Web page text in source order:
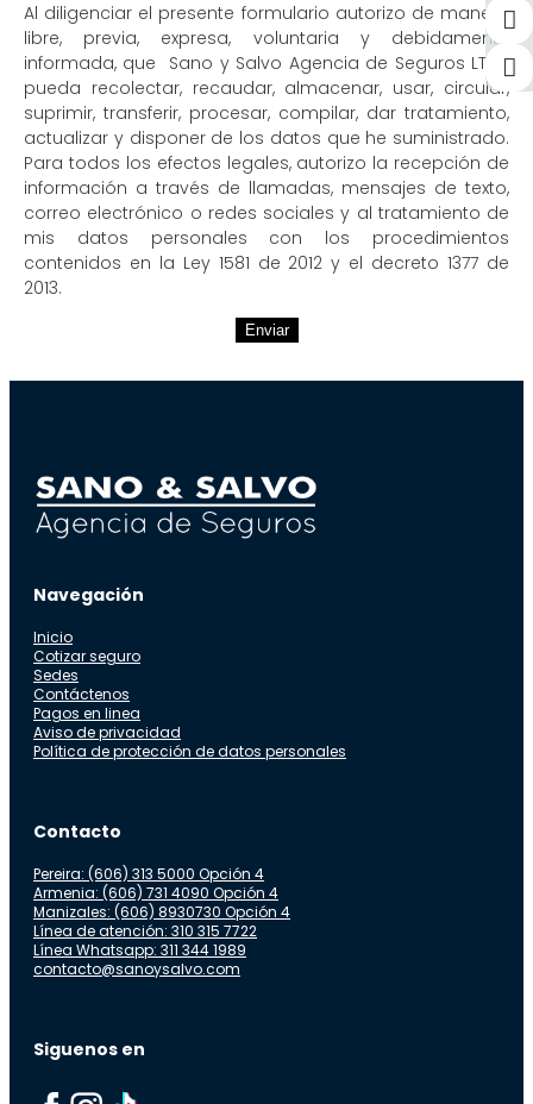
Al diligenciar el presente formulario autorizo de manera
libre, previa, expresa, voluntaria y debidamente
informada, que Sano y Salvo Agencia de Seguros LTDA
pueda recolectar, recaudar, almacenar, usar, circular,
suprimir, transferir, procesar, compilar, dar tratamiento,
actualizar y disponer de los datos que he suministrado.
Para todos los efectos legales, autorizo la recepción de
información a través de llamadas, mensajes de texto,
correo electrónico o redes sociales y al tratamiento de
mis datos personales con los procedimientos
contenidos en la Ley 1581 de 2012 y el decreto 1377 de
2013.
Enviar
Navegación
Inicio
Cotizar seguro
Sedes
Contáctenos
Pagos en linea
Aviso de privacidad
Política de protección de datos personales
Contacto
Pereira: (606) 313 5000 Opción 4
Armenia: (606) 731 4090 Opción 4
Manizales: (606) 8930730 Opción 4
Línea de atención: 310 315 7722
Línea Whatsapp: 311 344 1989
contacto@sanoysalvo.com
Siguenos en